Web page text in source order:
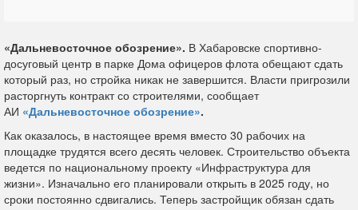
«Дальневосточное обозрение». В Хабаровске спортивно-
досуговый центр в парке Дома офицеров флота обещают сдать
который раз, но стройка никак не завершится. Власти пригрозили
расторгнуть контракт со строителями, сообщает
АИ «Дальневосточное обозрение».
Как оказалось, в настоящее время вместо 30 рабочих на
площадке трудятся всего десять человек. Строительство объекта
ведется по национальному проекту «Инфраструктура для
жизни». Изначально его планировали открыть в 2025 году, но
сроки постоянно сдвигались. Теперь застройщик обязан сдать